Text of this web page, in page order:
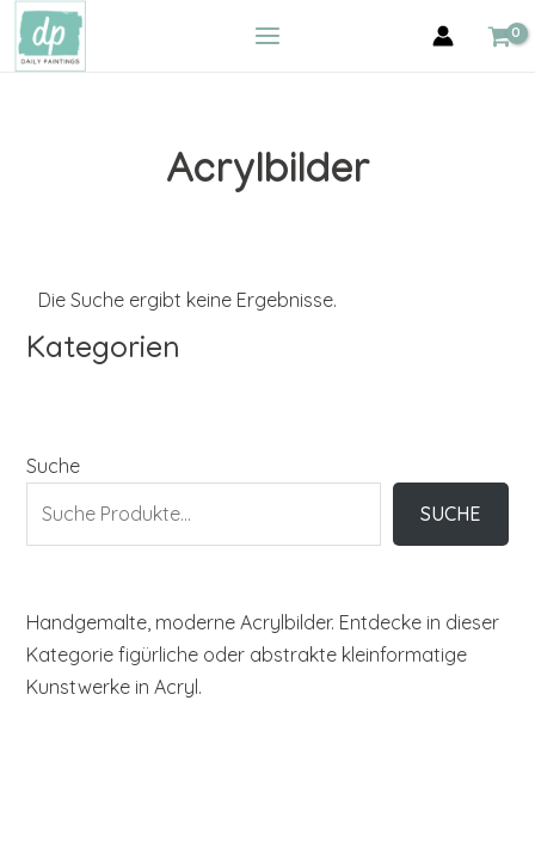
Zum
Inhalt
springen
MAIN
Acrylbilder
Die Suche ergibt keine Ergebnisse.
Kategorien
Suche
SUCHE
Handgemalte, moderne Acrylbilder. Entdecke in dieser
Kategorie figürliche oder abstrakte kleinformatige
Kunstwerke in Acryl.